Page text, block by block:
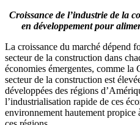
Croissance de l’industrie de la
en développement pour
La croissance du marché dépend
secteur de la construction dans
économies émergentes, comme la
secteur de la construction est
développées des régions
l’industrialisation rapide de ces
environnement hautement propice